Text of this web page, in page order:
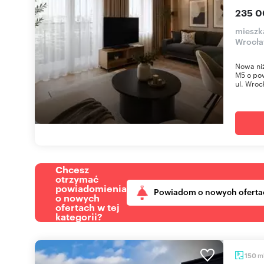
235
Nowa
M5 o
ul.
Chcesz
otrzymać
powiadomienia
o nowych
ofertach w tej
kategorii?
Powiadom o nowych
150 m